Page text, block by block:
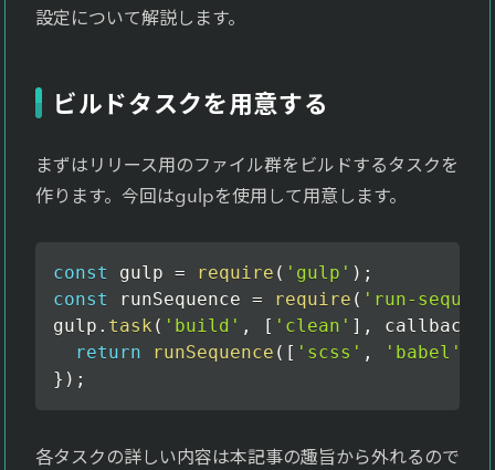
設定について解説します。
ビルドタスクを用意する
まずはリリース用のファイル群をビルドするタスクを
作ります。今回はgulpを使用して用意します。
const gulp = require ( 'gulp' ) ;
const
runSequence = require ( 'run-
gulp . task ( 'build' , [ 'clean' ] , callback
return
runSequence ( [ 'scss' , 'babel'
} ) ;
各タスクの詳しい内容は本記事の趣旨から外れるので